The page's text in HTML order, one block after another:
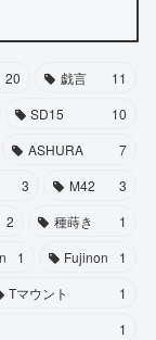
20 戯言
11
SD15
10
ASHURA
7
3 M42
3
2 種蒔き
1
1 Fujinon
1
Tマウント
1
1